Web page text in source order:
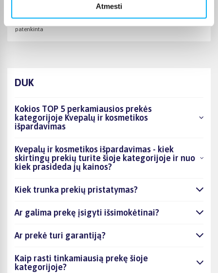
Atmesti
patenkinta
DUK
Kokios TOP 5 perkamiausios prekės
kategorijoje Kvepalų ir kosmetikos
išpardavimas
Kvepalų ir kosmetikos išpardavimas - kiek
skirtingų prekių turite šioje kategorijoje ir nuo
kiek prasideda jų kainos?
Kiek trunka prekių pristatymas?
Ar galima prekę įsigyti išsimokėtinai?
Ar prekė turi garantiją?
Kaip rasti tinkamiausią prekę šioje
kategorijoje?